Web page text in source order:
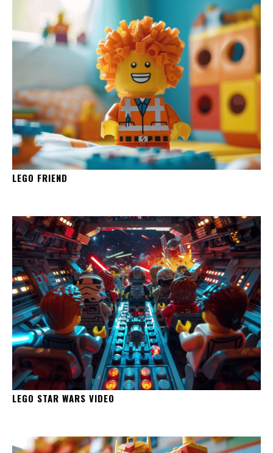
LEGO FRIEND
LEGO STAR WARS VIDEO